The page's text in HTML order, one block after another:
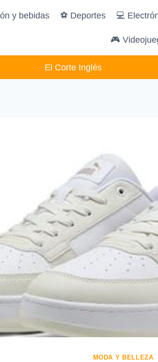
y bebidas ️⚽️ Deportes 💻
🎮
El Corte Inglés
MODA Y BELLEZA